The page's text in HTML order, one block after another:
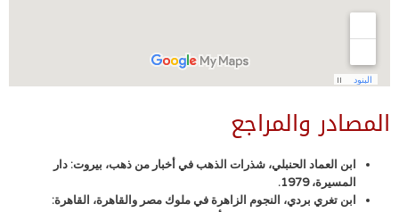
المصادر والمراجع
ابن العماد الحنبلي، شذرات الذهب في أخبار من ذهب، بيروت: دار
المسيرة، 1979.
ابن تغري بردي، النجوم الزاهرة في ملوك مصر والقاهرة، القاهرة: